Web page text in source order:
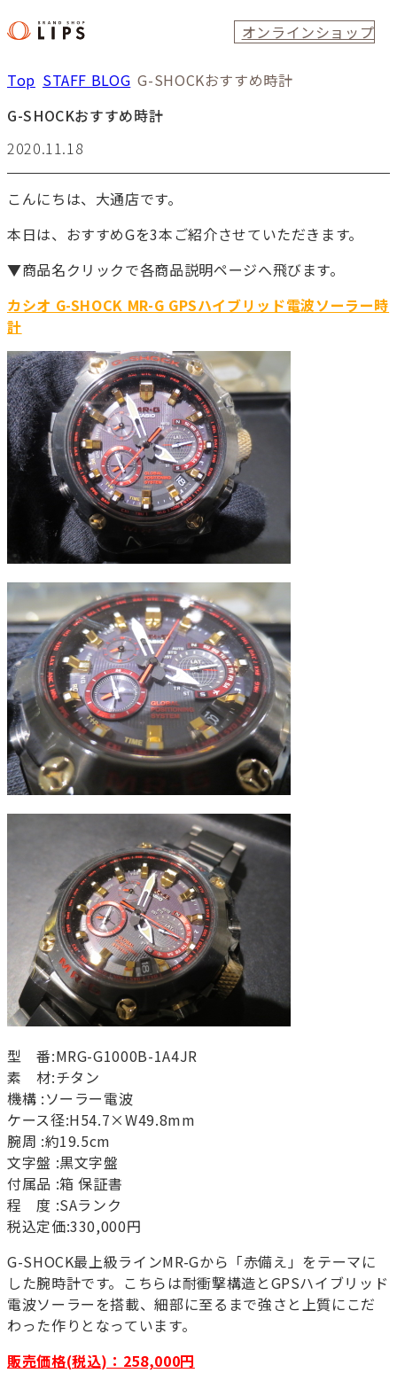
オンラインショップ
Top STAFF BLOG G-SHOCKおすすめ時計
G-SHOCKおすすめ時計
2020.11.18
こんにちは、大通店です。
本日は、おすすめGを3本ご紹介させていただきます。
▼商品名クリックで各商品説明ページへ飛びます。
カシオ G-SHOCK MR-G GPSハイブリッド電波ソーラー時
計
型 番:MRG-G1000B-1A4JR
素 材:チタン
機構 :ソーラー電波
ケース径:H54.7×W49.8mm
腕周 :約19.5cm
文字盤 :黒文字盤
付属品 :箱 保証書
程 度 :SAランク
税込定価:330,000円
G-SHOCK最上級ラインMR-Gから「赤備え」をテーマに
した腕時計です。こちらは耐衝撃構造とGPSハイブリッド
電波ソーラーを搭載、細部に至るまで強さと上質にこだ
わった作りとなっています。
販売価格(税込)：258,000円